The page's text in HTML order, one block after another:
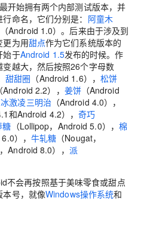
开始拥有两个内部测试版本，并
命名，它们分别是： 阿童木
Android 1.0）。后来由于涉及到
更为用甜点作为它们系统版本的
始于Android 1.5发布的时候。作
越大，然后按照26个字母数
甜甜圈 （Android 1.6）， 松饼
（Android 2.2）， 姜饼（Android
冰激凌三明治 （Android 4.0），
和Android 4.2），奇巧
糖 （Lollipop，Android 5.0）， 棉
）， 牛轧糖 （Nougat，
Android 8.0）， 派
不会再按照基于美味零食或甜点
本号，就像Windows操作系统和